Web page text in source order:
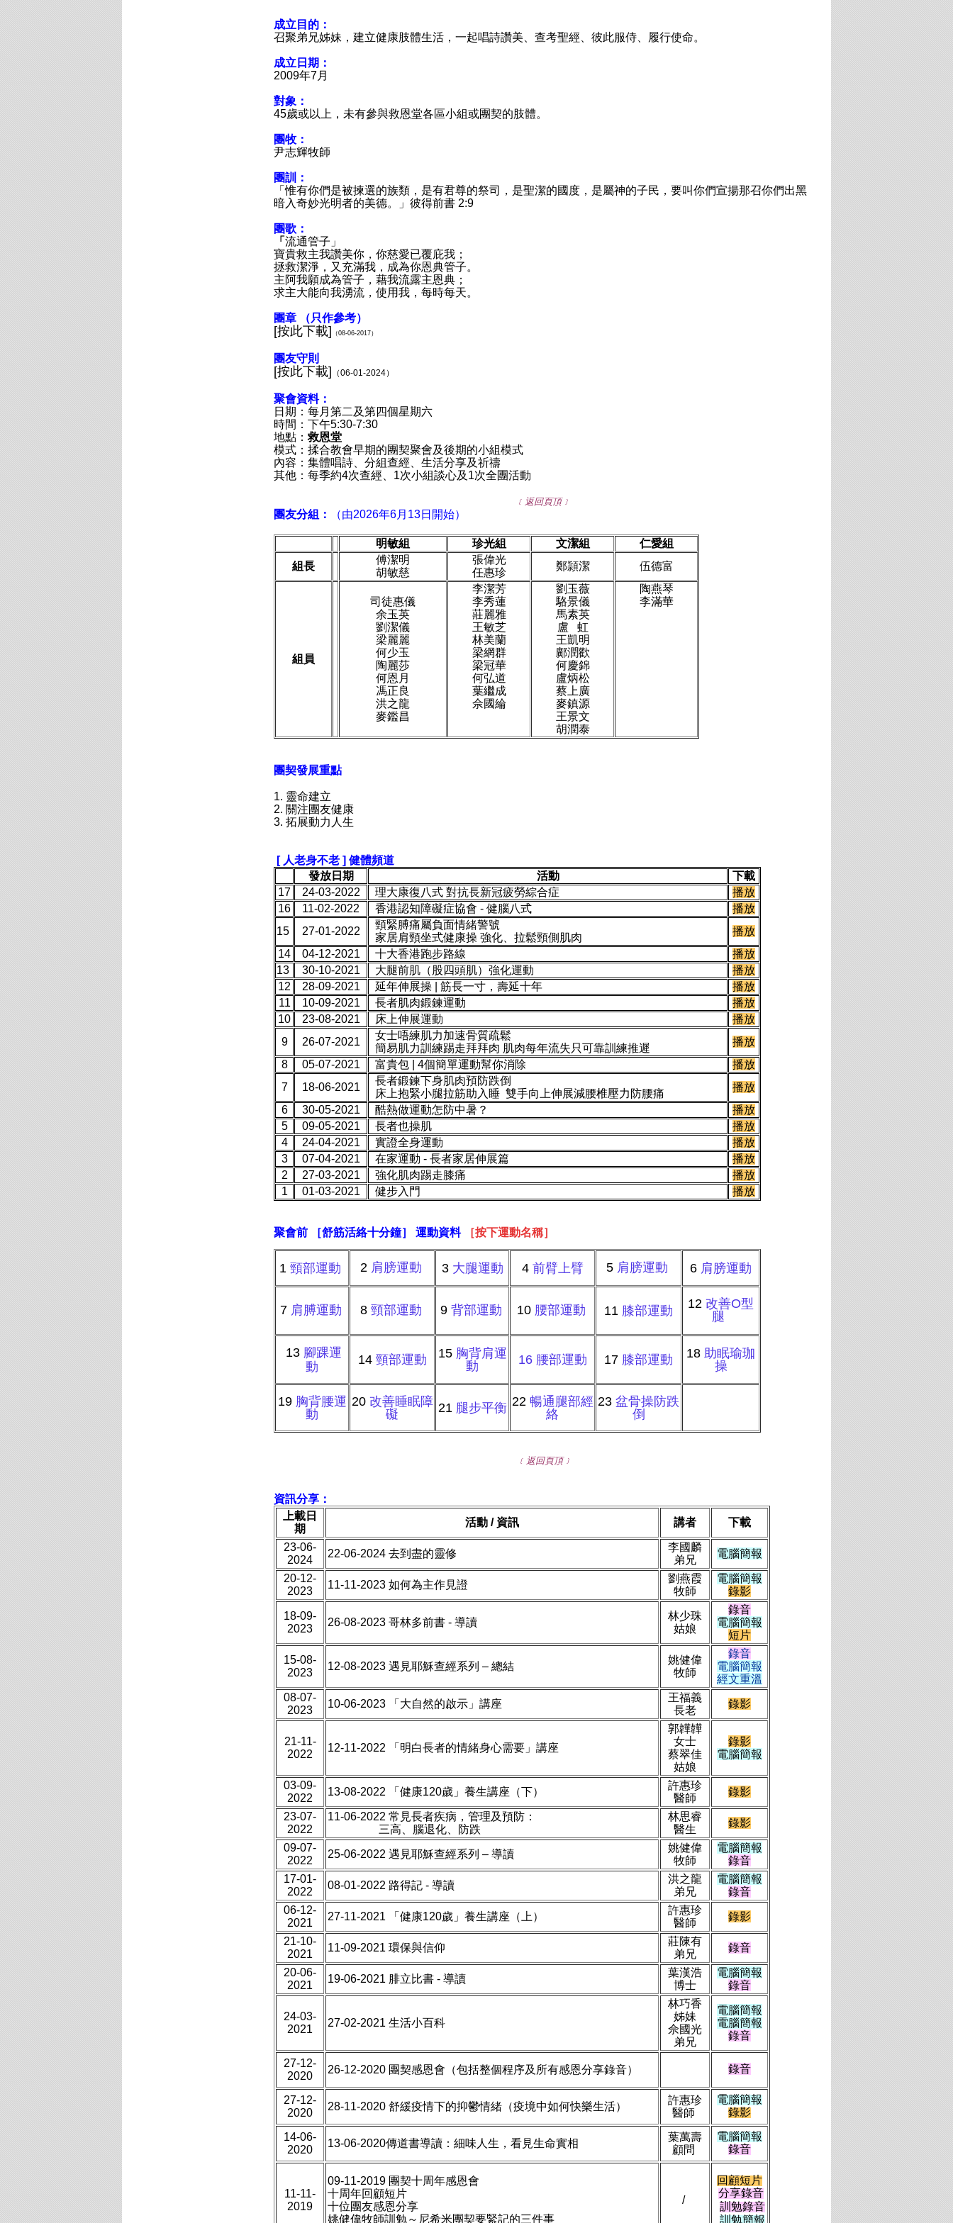
成立目的：
召聚弟兄姊妹，建立健康肢體生活，一起唱詩讚美、查考聖經、彼此服侍、履行使命。
成立日期：
2009年7月
對象：
45歲或以上，未有參與救恩堂各區小組或團契的肢體。
團牧：
尹志輝牧師
團訓：
「惟有你們是被揀選的族類，是有君尊的祭司，是聖潔的國度，是屬神的子民，要叫你們宣揚那召你們出黑
暗入奇妙光明者的美德。」彼得前書 2:9
團歌：
「 流通管子」
寶貴救主我讚美你，你慈愛已覆庇我；
拯救潔淨，又充滿我，成為你恩典管子。
主阿我願成為管子，藉我流露主恩典；
求主大能向我湧流，使用我，每時每天。
團章 （只作參考）
[按此下載] （08-06-2017）
團友守則
[按此下載] （06-01-2024）
聚會資料：
日期：每月第二及第四個星期六
時間：下午5:30-7:30
地點：救恩堂
模式：揉合教會早期的團契聚會及後期的小組模式
內容：集體唱詩、分組查經、生活分享及祈禱
其他：每季約4次查經、1次小組談心及1次全團活動
﹝返回頁頂﹞
團友分組： （由2026年6月13日開始）
明敏組 珍光組 文潔組
仁愛組
組長
傅潔明
胡敏慈
張偉光
任惠珍
鄭頴潔 伍德富
組員
司徒惠儀
余玉英
劉潔儀
梁麗麗
何少玉
陶麗莎
何恩月
馮正良
洪之龍
麥鑑昌
李潔芳
李秀蓮
莊麗雅
王敏芝
林美蘭
梁網群
梁冠華
何弘道
葉繼成
佘國綸
劉玉薇
駱景儀
馬素英
盧 虹
王凱明
鄺潤歡
何慶錦
盧炳松
蔡上廣
麥鎮源
王景文
胡潤泰
陶燕琴
李滿華
團契發展重點
1. 靈命建立
2. 關注團友健康
3. 拓展動力人生
[ 人老身不老 ] 健體頻道
發放日期
活動
下載
17
24-03-2022 理大康復八式 對抗長新冠疲勞綜合症
播放
16
11-02-2022 香港認知障礙症協會 - 健腦八式
播放
15
27-01-2022
頸緊膊痛屬負面情緒警號
家居肩頸坐式健康操 強化、拉鬆頸側肌肉
播放
14
04-12-2021 十大香港跑步路線
播放
13
30-10-2021 大腿前肌（股四頭肌）強化運動
播放
12
28-09-2021 延年伸展操 | 筋長一寸，壽延十年
播放
11
10-09-2021 長者肌肉鍛鍊運動
播放
10
23-08-2021 床上伸展運動
播放
9
26-07-2021
女士唔練肌力加速骨質疏鬆
簡易肌力訓練踢走拜拜肉 肌肉每年流失只可靠訓練推遲
播放
8
05-07-2021 富貴包 | 4個簡單運動幫你消除
播放
7
18-06-2021
長者鍛鍊下身肌肉預防跌倒
床上抱緊小腿拉筋助入睡 雙手向上伸展減腰椎壓力防腰痛
播放
6
30-05-2021 酷熱做運動怎防中暑？
播放
5
09-05-2021 長者也操肌
播放
4
24-04-2021 實證全身運動
播放
3
07-04-2021 在家運動 - 長者家居伸展篇
播放
2
27-03-2021 強化肌肉踢走膝痛
播放
1
01-03-2021 健步入門 播放
聚會前 ［舒筋活絡十分鐘］ 運動資料 ［按下運動名稱］
1 頸部運動 2 肩膀運動 3 大腿運動 4 前臂上臂 5 肩膀運動 6 肩膀運動
7 肩膊運動 8 頸部運動 9 背部運動 10 腰部運動 11 膝部運動 12 改善O型
腿
13 腳踝運
動
14 頸部運動 15 胸背肩運
動
16 腰部運動 17 膝部運動 18 助眠瑜珈
操
19 胸背腰運
動
20 改善睡眠障
礙
21 腿步平衡 22 暢通腿部經
絡
23 盆骨操防跌
倒
﹝返回頁頂﹞
資訊分享：
上載日
期
活動 / 資訊 講者 下載
23-06-
2024
22-06-2024 去到盡的靈修
李國麟
弟兄
電腦簡報
20-12-
2023
11-11-2023 如何為主作見證
劉燕霞
牧師
電腦簡報
錄影
18-09-
2023
26-08-2023 哥林多前書 - 導讀
林少珠
姑娘
錄音
電腦簡報
短片
15-08-
2023
12-08-2023 遇見耶穌查經系列 – 總結
姚健偉
牧師
錄音
電腦簡報
經文重溫
08-07-
2023
10-06-2023 「大自然的啟示」講座
王福義
長老
錄影
21-11-
2022
12-11-2022 「明白長者的情緒身心需要」講座
郭韡韡
女士
蔡翠佳
姑娘
錄影
電腦簡報
03-09-
2022
13-08-2022 「健康120歲」養生講座（下）
許惠珍
醫師
錄影
23-07-
2022
11-06-2022 常見長者疾病，管理及預防：
三高、腦退化、防跌
林思睿
醫生
錄影
09-07-
2022
25-06-2022 遇見耶穌查經系列 – 導讀
姚健偉
牧師
電腦簡報
錄音
17-01-
2022
08-01-2022 路得記 - 導讀
洪之龍
弟兄
電腦簡報
錄音
06-12-
2021
27-11-2021 「健康120歲」養生講座（上）
許惠珍
醫師
錄影
21-10-
2021
11-09-2021 環保與信仰
莊陳有
弟兄
錄音
20-06-
2021
19-06-2021 腓立比書 - 導讀
葉漢浩
博士
電腦簡報
錄音
24-03-
2021
27-02-2021 生活小百科
林巧香
姊妹
佘國光
弟兄
電腦簡報
電腦簡報
錄音
27-12-
2020
26-12-2020 團契感恩會（包括整個程序及所有感恩分享錄音） 錄音
27-12-
2020
28-11-2020 舒緩疫情下的抑鬱情緒（疫境中如何快樂生活）
許惠珍
醫師
電腦簡報
錄影
14-06-
2020
13-06-2020傳道書導讀：細味人生，看見生命實相
葉萬壽
顧問
電腦簡報
錄音
11-11-
2019
09-11-2019 團契十周年感恩會
十周年回顧短片
十位團友感恩分享
姚健偉牧師訓勉～尼希米團契要緊記的三件事
/
回顧短片
分享錄音
訓勉錄音
訓勉簡報